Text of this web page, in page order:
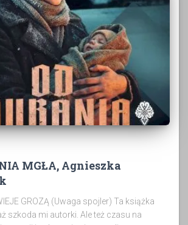
MGŁA, Agnieszka
GROZĄ (Uwaga spojler) Ta książka
szkoda mi autorki. Ale też czasu na